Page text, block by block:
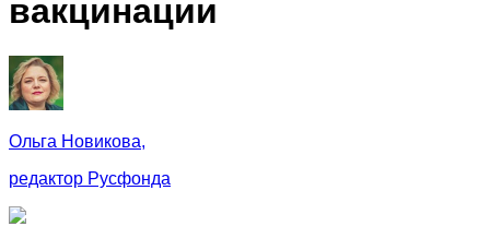
вакцинации
Ольга Новикова,
редактор Русфонда